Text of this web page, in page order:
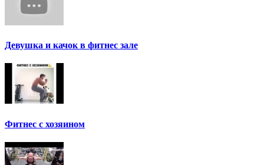
Девушка и качок в фитнес зале
Фитнес с хозяином